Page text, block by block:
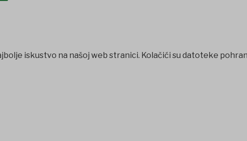
iskustvo na našoj web stranici. Kolačići su datoteke